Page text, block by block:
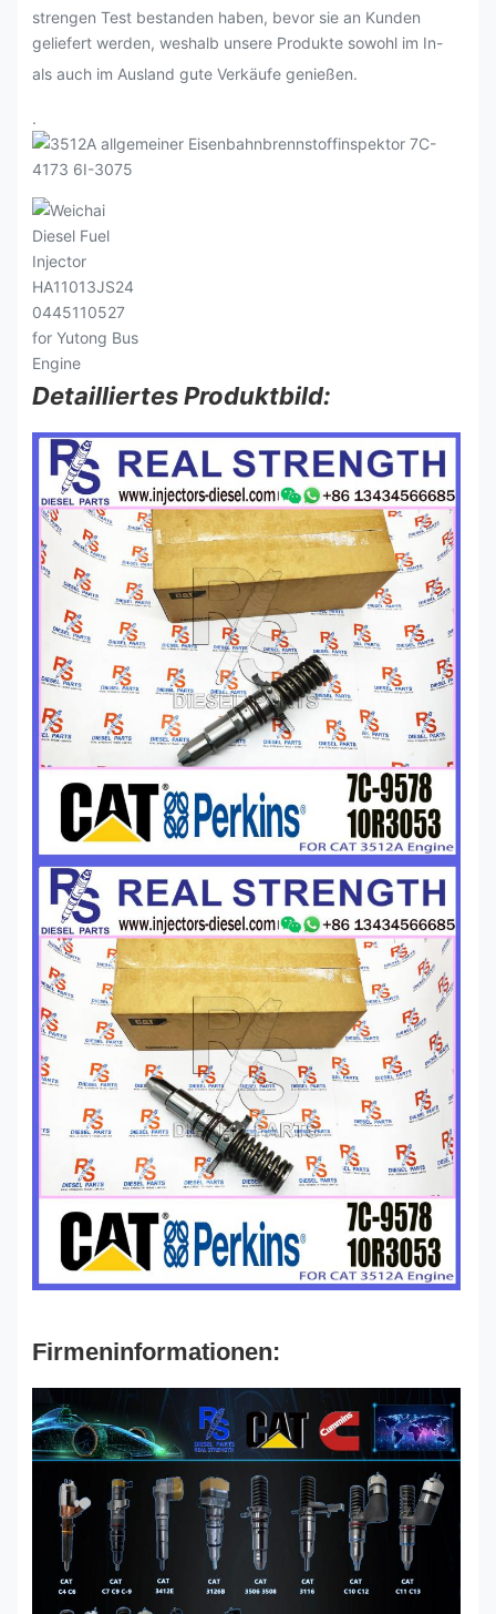
strengen Test bestanden haben, bevor sie an Kunden
geliefert werden, weshalb unsere Produkte sowohl im In-
als auch im Ausland gute Verkäufe genießen.
.
Detailliertes Produktbild:
Firmeninformationen: